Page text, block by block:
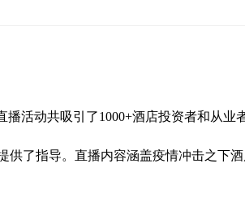
播活动共吸引了1000+酒店投资者和从业
供了指导。直播内容涵盖疫情冲击之下